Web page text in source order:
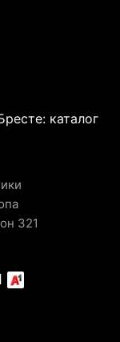
каталог
321